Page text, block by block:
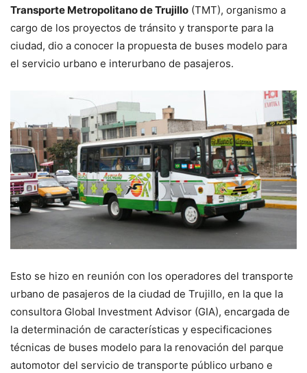
Transporte Metropolitano de Trujillo (TMT), organismo a
cargo de los proyectos de tránsito y transporte para la
ciudad, dio a conocer la propuesta de buses modelo para
el servicio urbano e interurbano de pasajeros.
Esto se hizo en reunión con los operadores del transporte
urbano de pasajeros de la ciudad de Trujillo, en la que la
consultora Global Investment Advisor (GIA), encargada de
la determinación de características y especificaciones
técnicas de buses modelo para la renovación del parque
automotor del servicio de transporte público urbano e